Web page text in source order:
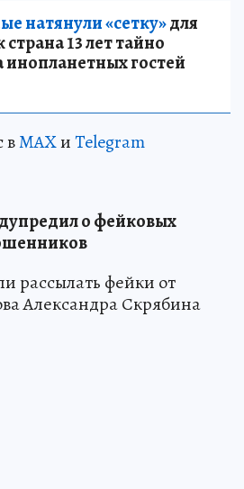
натянули «сетку»для
13 лет тайно
инопланетных гостей
вMAXиTelegram
о фейковых
рассылать фейки от
Александра Скрябина